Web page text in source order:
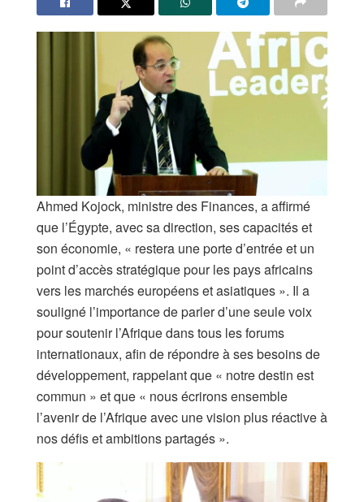
Ahmed Kojock, ministre des Finances, a affirmé
que l’Égypte, avec sa direction, ses capacités et
son économie, « restera une porte d’entrée et un
point d’accès stratégique pour les pays africains
vers les marchés européens et asiatiques ». Il a
souligné l’importance de parler d’une seule voix
pour soutenir l’Afrique dans tous les forums
internationaux, afin de répondre à ses besoins de
développement, rappelant que « notre destin est
commun » et que « nous écrirons ensemble
l’avenir de l’Afrique avec une vision plus réactive à
nos défis et ambitions partagés ».